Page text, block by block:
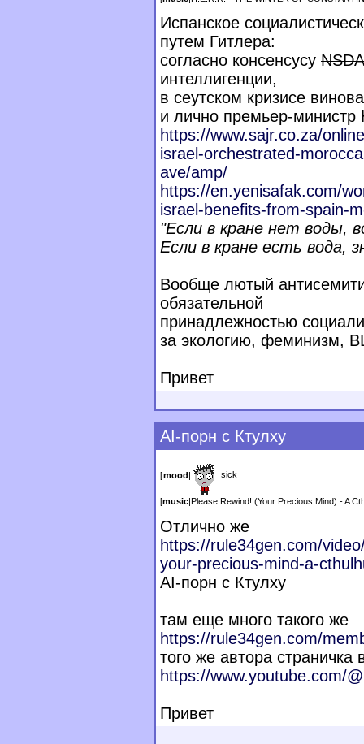
Испанское
путем Гитлера:
согласно консенсусу
интеллигенции,
в сеутском кризисе
и лично премьер-министр
https://www.sajr.co.za/
israel-orchestrated-
ave/amp/
https://en.yenisafak.com/
israel-benefits-from-spain-
"Если в кране нет воды,
Если в кране есть вода,
Вообще лютый
обязательной
принадлежностью
за экологию, феминизм,
Привет
AI-порн с Ктулху
[mood sick
[music Please Rewind! (Your Precious Mind) - A
Отлично же
https://rule34gen.com/
your-precious-mind-a-
AI-порн с Ктулху
там еще много такого же
https://rule34gen.com/
того же автора
https://www.youtube.com/
Привет